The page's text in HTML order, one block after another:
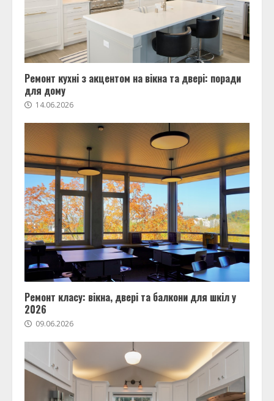
Ремонт кухні з акцентом на вікна та двері: поради
для дому
14.06.2026
Ремонт класу: вікна, двері та балкони для шкіл у
2026
09.06.2026